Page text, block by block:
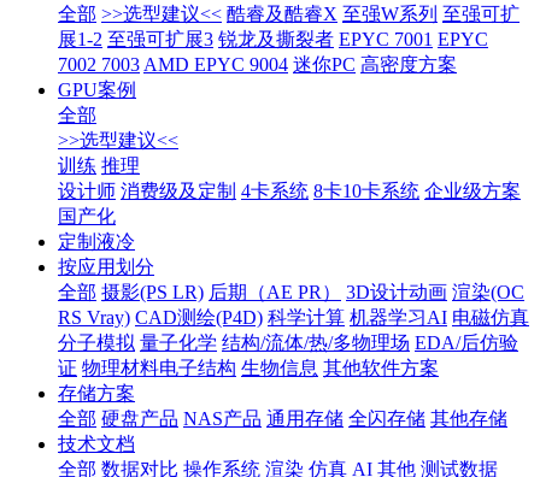
全部 >>选型建议<< 酷睿及酷睿X 至强W系列 至强可扩
展1-2 至强可扩展3 锐龙及撕裂者 EPYC 7001 EPYC
7002 7003 AMD EPYC 9004 迷你PC 高密度方案
GPU案例
全部
>>选型建议<<
训练 推理
设计师 消费级及定制 4卡系统 8卡10卡系统 企业级方案
国产化
定制液冷
按应用划分
全部 摄影(PS LR) 后期（AE PR） 3D设计动画 渲染(OC
RS Vray) CAD测绘(P4D) 科学计算 机器学习AI 电磁仿真
分子模拟 量子化学 结构/流体/热/多物理场 EDA/后仿验
证 物理材料电子结构 生物信息 其他软件方案
存储方案
全部 硬盘产品 NAS产品 通用存储 全闪存储 其他存储
技术文档
全部 数据对比 操作系统 渲染 仿真 AI 其他 测试数据